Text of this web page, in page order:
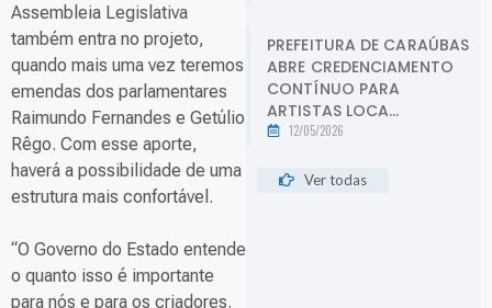
Assembleia Legislativa
também entra no projeto,
quando mais uma vez teremos
emendas dos parlamentares
Raimundo Fernandes e Getúlio
Rêgo. Com esse aporte,
haverá a possibilidade de uma
estrutura mais confortável.
“O Governo do Estado entende
o quanto isso é importante
para nós e para os criadores.
PREFEITURA DE CARAÚBAS
ABRE CREDENCIAMENTO
CONTÍNUO PARA
ARTISTAS LOCA...
12/05/2026
Ver todas